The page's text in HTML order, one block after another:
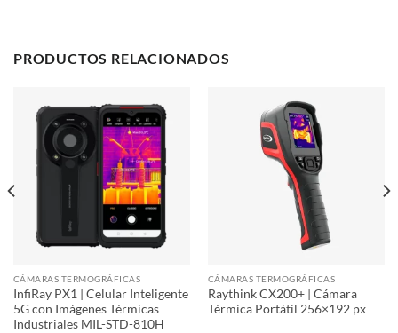
PRODUCTOS RELACIONADOS
CÁMARAS TERMOGRÁFICAS
InfiRay PX1 | Celular Inteligente
5G con Imágenes Térmicas
Industriales MIL-STD-810H
CÁMARAS TERMOGRÁFICAS
Raythink CX200+ | Cámara
Térmica Portátil 256×192 px